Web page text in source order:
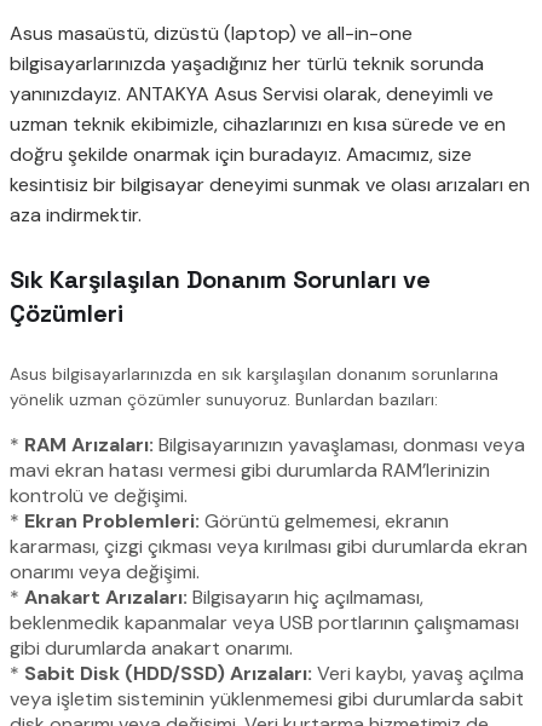
Asus masaüstü, dizüstü (laptop) ve all-in-one
bilgisayarlarınızda yaşadığınız her türlü teknik sorunda
yanınızdayız. ANTAKYA Asus Servisi olarak, deneyimli ve
uzman teknik ekibimizle, cihazlarınızı en kısa sürede ve en
doğru şekilde onarmak için buradayız. Amacımız, size
kesintisiz bir bilgisayar deneyimi sunmak ve olası arızaları en
aza indirmektir.
Sık Karşılaşılan Donanım Sorunları ve
Çözümleri
Asus bilgisayarlarınızda en sık karşılaşılan donanım sorunlarına
yönelik uzman çözümler sunuyoruz. Bunlardan bazıları:
* RAM Arızaları: Bilgisayarınızın yavaşlaması, donması veya
mavi ekran hatası vermesi gibi durumlarda RAM’lerinizin
kontrolü ve değişimi.
* Ekran Problemleri: Görüntü gelmemesi, ekranın
kararması, çizgi çıkması veya kırılması gibi durumlarda ekran
onarımı veya değişimi.
* Anakart Arızaları: Bilgisayarın hiç açılmaması,
beklenmedik kapanmalar veya USB portlarının çalışmaması
gibi durumlarda anakart onarımı.
* Sabit Disk (HDD/SSD) Arızaları: Veri kaybı, yavaş açılma
veya işletim sisteminin yüklenmemesi gibi durumlarda sabit